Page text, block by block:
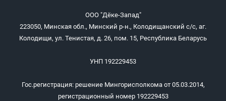
ООО "Дёке-Запад"
223050, Минская обл., Минский р-н., Колодищанский с/с, аг.
Колодищи, ул. Тенистая, д. 26, пом. 15, Республика Беларусь
УНП 192229453
Гос.регистрация: решение Мингорисполкома от 05.03.2014,
регистрационный номер 192229453